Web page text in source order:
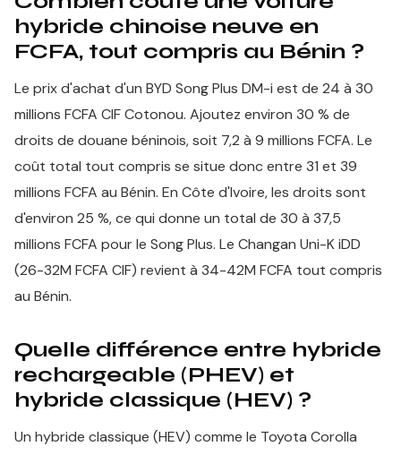
hybride chinoise neuve en
FCFA, tout compris au Bénin ?
Le prix d'achat d'un BYD Song Plus DM-i est de 24 à 30
millions FCFA CIF Cotonou. Ajoutez environ 30 % de
droits de douane béninois, soit 7,2 à 9 millions FCFA. Le
coût total tout compris se situe donc entre 31 et 39
millions FCFA au Bénin. En Côte d'Ivoire, les droits sont
d'environ 25 %, ce qui donne un total de 30 à 37,5
millions FCFA pour le Song Plus. Le Changan Uni-K iDD
(26-32M FCFA CIF) revient à 34-42M FCFA tout compris
au Bénin.
Quelle différence entre hybride
rechargeable (PHEV) et
hybride classique (HEV) ?
Un hybride classique (HEV) comme le Toyota Corolla